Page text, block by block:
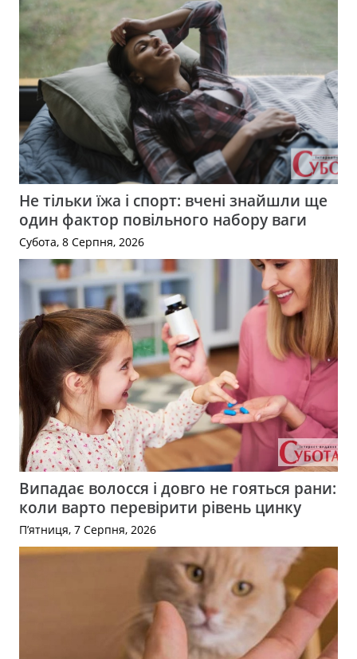
Не тільки їжа і спорт: вчені знайшли ще
один фактор повільного набору ваги
Субота, 8 Серпня, 2026
Випадає волосся і довго не гояться рани:
коли варто перевірити рівень цинку
П’ятниця, 7 Серпня, 2026